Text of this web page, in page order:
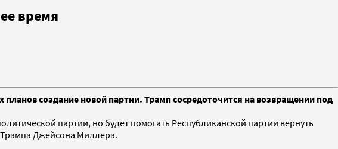
время
создание новой партии. Трамп сосредоточится на возвращении под
партии, но будет помогать Республиканской партии вернуть
Джейсона Миллера.